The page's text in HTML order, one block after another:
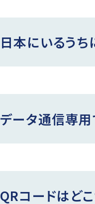
日本にいるうち
データ通信専用
QRコードはど